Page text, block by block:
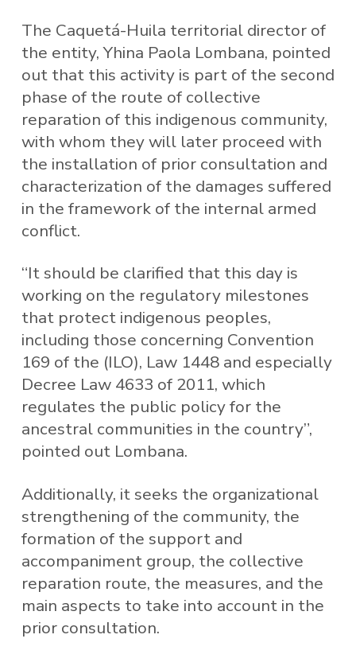
The Caquetá-Huila territorial director of
the entity, Yhina Paola Lombana, pointed
out that this activity is part of the second
phase of the route of collective
reparation of this indigenous community,
with whom they will later proceed with
the installation of prior consultation and
characterization of the damages suffered
in the framework of the internal armed
conflict.
“It should be clarified that this day is
working on the regulatory milestones
that protect indigenous peoples,
including those concerning Convention
169 of the (ILO), Law 1448 and especially
Decree Law 4633 of 2011, which
regulates the public policy for the
ancestral communities in the country”,
pointed out Lombana.
Additionally, it seeks the organizational
strengthening of the community, the
formation of the support and
accompaniment group, the collective
reparation route, the measures, and the
main aspects to take into account in the
prior consultation.